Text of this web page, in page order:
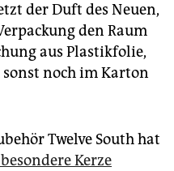
der Duft des Neuen,
den Raum
aus Plastikfolie,
noch im Karton
Twelve South hat
Kerze